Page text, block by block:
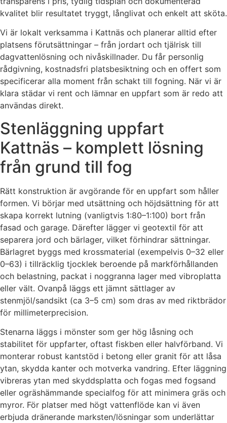
kvalitet blir resultatet tryggt, långlivat och enkelt att sköta.
Vi är lokalt verksamma i Kattnäs och planerar alltid efter
platsens förutsättningar – från jordart och tjälrisk till
dagvattenlösning och nivåskillnader. Du får personlig
rådgivning, kostnadsfri platsbesiktning och en offert som
specificerar alla moment från schakt till fogning. När vi är
klara städar vi rent och lämnar en uppfart som är redo att
användas direkt.
Stenläggning uppfart
Kattnäs – komplett lösning
från grund till fog
Rätt konstruktion är avgörande för en uppfart som håller
formen. Vi börjar med utsättning och höjdsättning för att
skapa korrekt lutning (vanligtvis 1:80–1:100) bort från
fasad och garage. Därefter lägger vi geotextil för att
separera jord och bärlager, vilket förhindrar sättningar.
Bärlagret byggs med krossmaterial (exempelvis 0–32 eller
0–63) i tillräcklig tjocklek beroende på markförhållanden
och belastning, packat i noggranna lager med vibroplatta
eller vält. Ovanpå läggs ett jämnt sättlager av
stenmjöl/sandsikt (ca 3–5 cm) som dras av med riktbrädor
för millimeterprecision.
Stenarna läggs i mönster som ger hög låsning och
stabilitet för uppfarter, oftast fiskben eller halvförband. Vi
monterar robust kantstöd i betong eller granit för att låsa
ytan, skydda kanter och motverka vandring. Efter läggning
vibreras ytan med skyddsplatta och fogas med fogsand
eller ogräshämmande specialfog för att minimera gräs och
myror. För platser med högt vattenflöde kan vi även
erbjuda dränerande marksten/lösningar som underlättar